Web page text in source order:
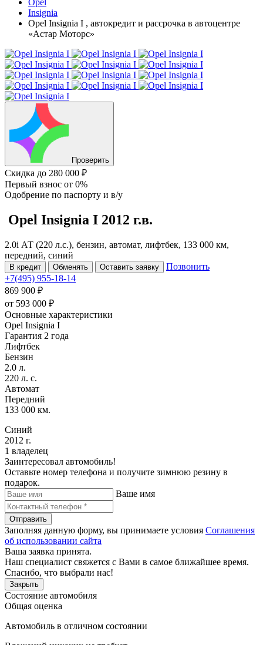
Opel
Insignia
Opel Insignia I , автокредит и рассрочка в автоцентре
«Астар Моторс»
Проверить
Скидка до 280 000 ₽
Первый взнос от 0%
Одобрение по паспорту и в/у
Opel Insignia I 2012 г.в.
2.0i АТ (220 л.с.), бензин, автомат, лифтбек, 133 000 км,
передний, синий
В кредит Обменять Оставить заявку
Позвонить
+7(495) 955-18-14
869 900 ₽
от 593 000 ₽
Основные характеристики
Opel Insignia I
Гарантия 2 года
Лифтбек
Бензин
2.0 л.
220 л. с.
Автомат
Передний
133 000 км.
Синий
2012 г.
1 владелец
Заинтересовал автомобиль!
Оставьте номер телефона и получите зимнюю резину в
подарок.
Ваше имя
Отправить
Заполняя данную форму, вы принимаете условия Соглашения
об использовании сайта
Ваша заявка принята.
Наш специалист свяжется с Вами в самое ближайшее время.
Спасибо, что выбрали нас!
Закрыть
Состояние автомобиля
Общая оценка
Автомобиль в отличном состоянии